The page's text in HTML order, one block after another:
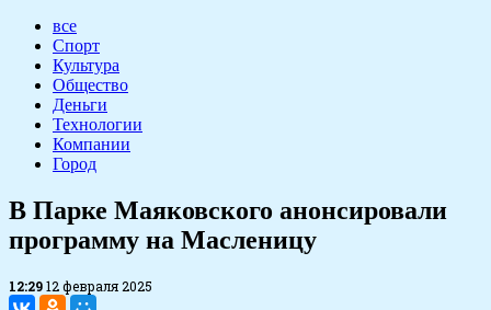
все
Спорт
Культура
Общество
Деньги
Технологии
Компании
Город
​В Парке Маяковского анонсировали
программу на Масленицу
12:2912 февраля 2025